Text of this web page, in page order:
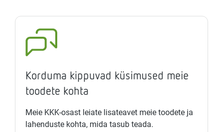
Korduma kippuvad küsimused meie
toodete kohta
Meie KKK-osast leiate lisateavet meie toodete ja
lahenduste kohta, mida tasub teada.